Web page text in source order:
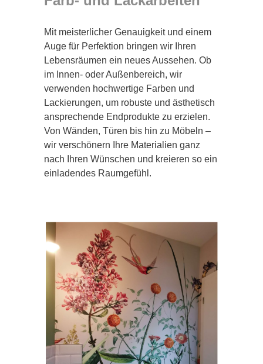
Mit meisterlicher Genauigkeit und einem
Auge für Perfektion bringen wir Ihren
Lebensräumen ein neues Aussehen. Ob
im Innen- oder Außenbereich, wir
verwenden hochwertige Farben und
Lackierungen, um robuste und ästhetisch
ansprechende Endprodukte zu erzielen.
Von Wänden, Türen bis hin zu Möbeln –
wir verschönern Ihre Materialien ganz
nach Ihren Wünschen und kreieren so ein
einladendes Raumgefühl.